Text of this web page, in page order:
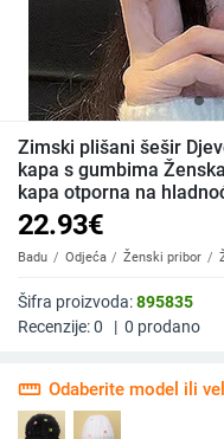
Zimski plišani šešir
kapa s gumbima
kapa otporna na
22.93€
Badu Odjeća Ženski pribor
Šifra proizvoda:895835
Recenzije:0 | 0 prodano
straighten Odaberite model ili